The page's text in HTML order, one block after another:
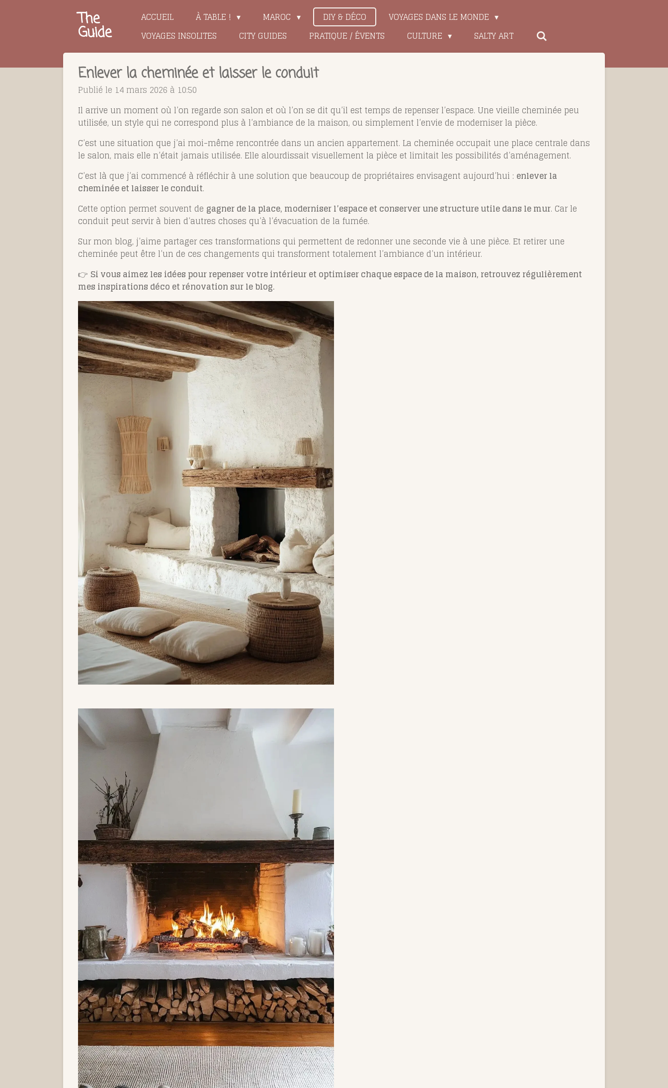
The
Guide
ACCUEIL À TABLE ! MAROC DIY & DÉCO
VOYAGES DANS LE MONDE
VOYAGES INSOLITES
CITY GUIDES PRATIQUE / ÉVENTS CULTURE SALTY ART
Enlever la cheminée et laisser le conduit
Publié le 14 mars 2026 à 10:50
Il arrive un moment où l’on regarde son salon et où l’on se dit qu’il est temps de repenser l’espace. Une vieille cheminée peu
utilisée, un style qui ne correspond plus à l’ambiance de la maison, ou simplement l’envie de moderniser la pièce.
C’est une situation que j’ai moi-même rencontrée dans un ancien appartement. La cheminée occupait une place centrale dans
le salon, mais elle n’était jamais utilisée. Elle alourdissait visuellement la pièce et limitait les possibilités d’aménagement.
C’est là que j’ai commencé à réfléchir à une solution que beaucoup de propriétaires envisagent aujourd’hui : enlever la
cheminée et laisser le conduit.
Cette option permet souvent de gagner de la place, moderniser l’espace et conserver une structure utile dans le mur. Car le
conduit peut servir à bien d’autres choses qu’à l’évacuation de la fumée.
Sur mon blog, j’aime partager ces transformations qui permettent de redonner une seconde vie à une pièce. Et retirer une
cheminée peut être l’un de ces changements qui transforment totalement l’ambiance d’un intérieur.
👉 Si vous aimez les idées pour repenser votre intérieur et optimiser chaque espace de la maison, retrouvez régulièrement
mes inspirations déco et rénovation sur le blog.